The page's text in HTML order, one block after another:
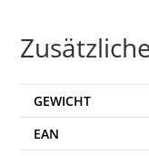
GEWICHT
EAN